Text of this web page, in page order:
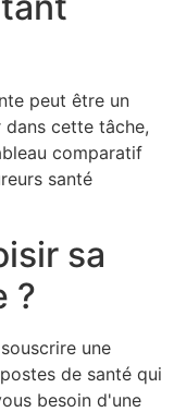
peut être un
cette tâche,
comparatif
santé
sa
?
une
de santé qui
besoin d'une